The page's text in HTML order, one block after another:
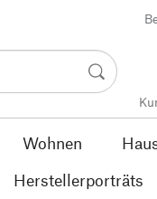
Wohnen
Herstellerporträts